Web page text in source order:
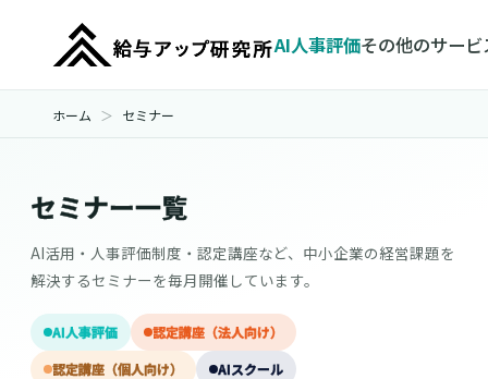
AI人事評価その他のサービ
ホーム セミナー
セミナー一覧
AI活用・人事評価制度・認定講座など、中小企業の経営課題を
解決するセミナーを毎月開催しています。
AI人事評価
認定講座（法人向け）
認定講座（個人向け）
AIスクール